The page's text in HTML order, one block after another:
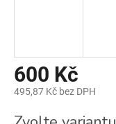
600 Kč
495,87 Kč bez DPH